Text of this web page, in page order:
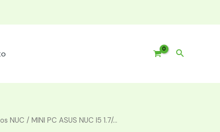
Buscar
NUC / MINI PC ASUS NUC I5 1.7/...